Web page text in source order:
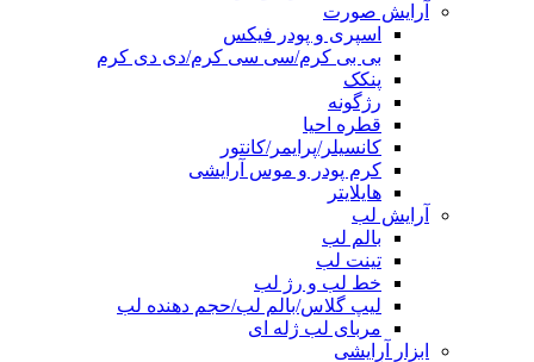
آرایش صورت
اسپری و پودر فیکس
بی بی کرم/سی سی کرم/دی دی کرم
پنکک
رژگونه
قطره احیا
کانسیلر/پرایمر/کانتور
کرم پودر و موس آرایشی
هایلایتر
آرایش لب
بالم لب
تینت لب
خط لب و رژ لب
لیپ گلاس/بالم لب/حجم دهنده لب
مربای لب ژله ای
ابزار آرایشی